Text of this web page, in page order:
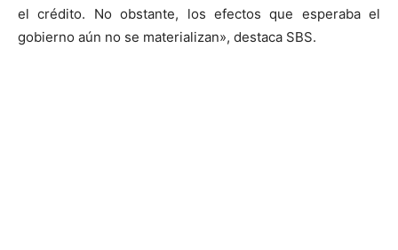
el crédito. No obstante, los efectos que esperaba el
gobierno aún no se materializan», destaca SBS.